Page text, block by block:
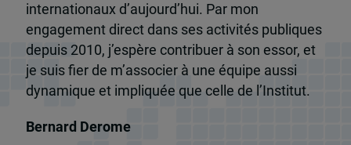
internationaux d’aujourd’hui. Par mon
engagement direct dans ses activités publiques
depuis 2010, j’espère contribuer à son essor, et
je suis fier de m’associer à une équipe aussi
dynamique et impliquée que celle de l’Institut.
Bernard Derome